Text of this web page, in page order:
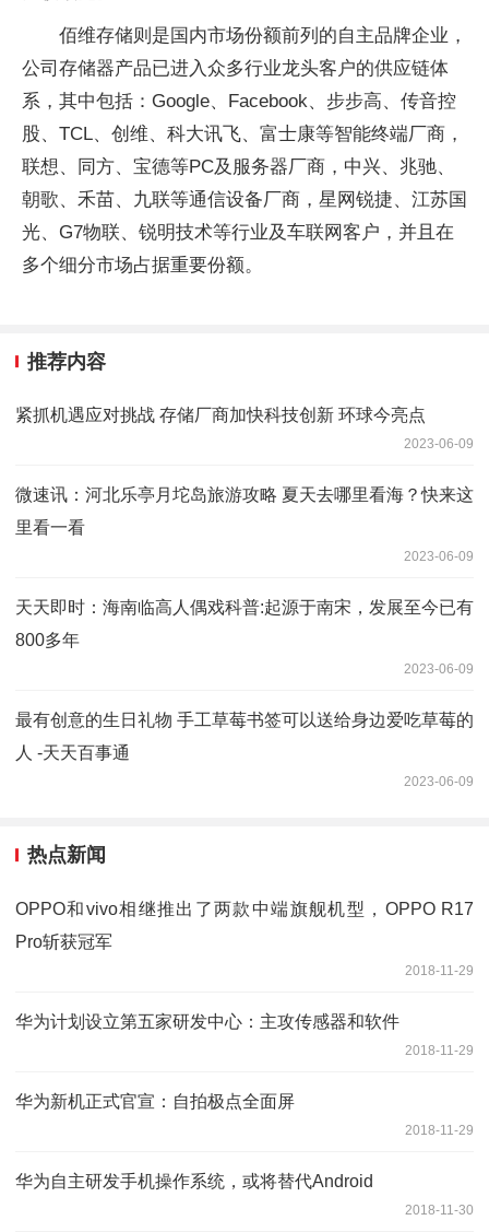
佰维存储则是国内市场份额前列的自主品牌企业，
公司存储器产品已进入众多行业龙头客户的供应链体
系，其中包括：Google、Facebook、步步高、传音控
股、TCL、创维、科大讯飞、富士康等智能终端厂商，
联想、同方、宝德等PC及服务器厂商，中兴、兆驰、
朝歌、禾苗、九联等通信设备厂商，星网锐捷、江苏国
光、G7物联、锐明技术等行业及车联网客户，并且在
多个细分市场占据重要份额。
推荐内容
紧抓机遇应对挑战 存储厂商加快科技创新 环球今亮点
2023-06-09
微速讯：河北乐亭月坨岛旅游攻略 夏天去哪里看海？快来这
里看一看
2023-06-09
天天即时：海南临高人偶戏科普:起源于南宋，发展至今已有
800多年
2023-06-09
最有创意的生日礼物 手工草莓书签可以送给身边爱吃草莓的
人 -天天百事通
2023-06-09
热点新闻
OPPO和vivo相继推出了两款中端旗舰机型，OPPO R17
Pro斩获冠军
2018-11-29
华为计划设立第五家研发中心：主攻传感器和软件
2018-11-29
华为新机正式官宣：自拍极点全面屏
2018-11-29
华为自主研发手机操作系统，或将替代Android
2018-11-30